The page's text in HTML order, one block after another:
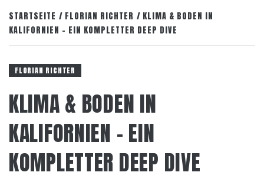
STARTSEITE FLORIAN RICHTER
KLIMA & BODEN IN
KALIFORNIEN – EIN KOMPLETTER DEEP DIVE
FLORIAN RICHTER
KLIMA & BODEN IN
KALIFORNIEN – EIN
KOMPLETTER DEEP DIVE